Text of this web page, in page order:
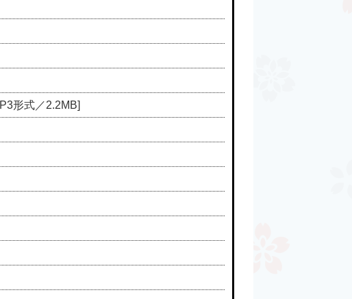
形式／2.2MB]